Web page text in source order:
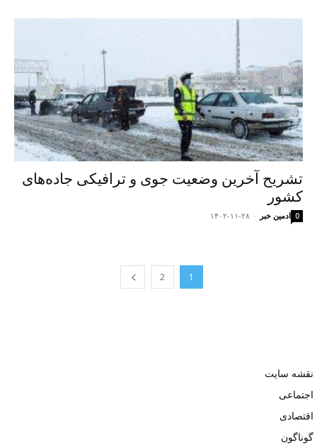
تشریح آخرین وضعیت جوی و ترافیکی جاده‌های
کشور
ادمین خبر - ۱۴۰۲-۱۱-۲۸ 0
1
2
نقشه سایت
اجتماعی
اقتصادی
گوناگون